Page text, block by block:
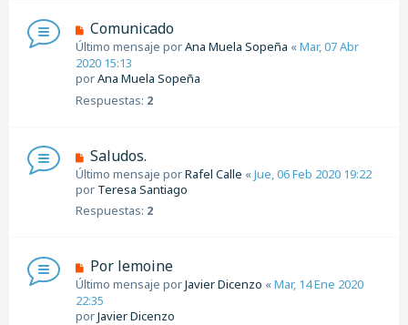
Comunicado
Último mensaje porAna Muela Sopeña «Mar, 07 Abr
2020 15:13
porAna Muela Sopeña
Respuestas: 2
Saludos.
Último mensaje porRafel Calle «Jue, 06 Feb 2020 19:22
por Teresa Santiago
Respuestas: 2
Por lemoine
Último mensaje porJavier Dicenzo «Mar, 14 Ene 2020
22:35
porJavier Dicenzo